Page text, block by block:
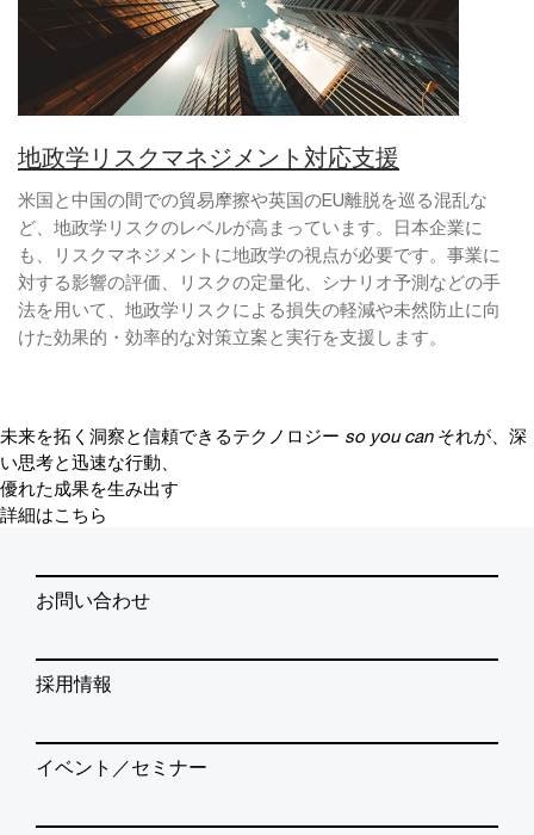
地政学リスクマネジメント対応支援
米国と中国の間での貿易摩擦や英国のEU離脱を巡る混乱な
ど、地政学リスクのレベルが高まっています。日本企業に
も、リスクマネジメントに地政学の視点が必要です。事業に
対する影響の評価、リスクの定量化、シナリオ予測などの手
法を用いて、地政学リスクによる損失の軽減や未然防止に向
けた効果的・効率的な対策立案と実行を支援します。
未来を拓く洞察と信頼できるテクノロジー so you can それが、深
い思考と迅速な行動、
優れた成果を生み出す
詳細はこちら
お問い合わせ
採用情報
イベント／セミナー